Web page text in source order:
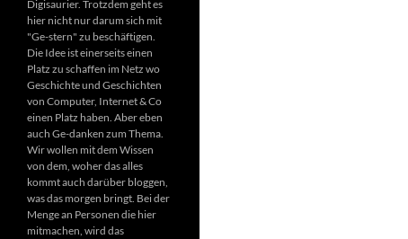
Digisaurier. Trotzdem geht es
hier nicht nur darum sich mit
"Ge-stern" zu beschäftigen.
Die Idee ist einerseits einen
Platz zu schaffen im Netz wo
Geschichte und Geschichten
von Computer, Internet & Co
einen Platz haben. Aber eben
auch Ge-danken zum Thema.
Wir wollen mit dem Wissen
von dem, woher das alles
kommt auch darüber bloggen,
was das morgen bringt. Bei der
Menge an Personen die hier
mitmachen, wird das